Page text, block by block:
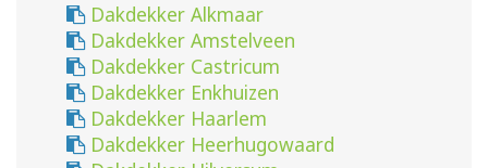
Dakdekker Alkmaar
Dakdekker Amstelveen
Dakdekker Castricum
Dakdekker Enkhuizen
Dakdekker Haarlem
Dakdekker Heerhugowaard